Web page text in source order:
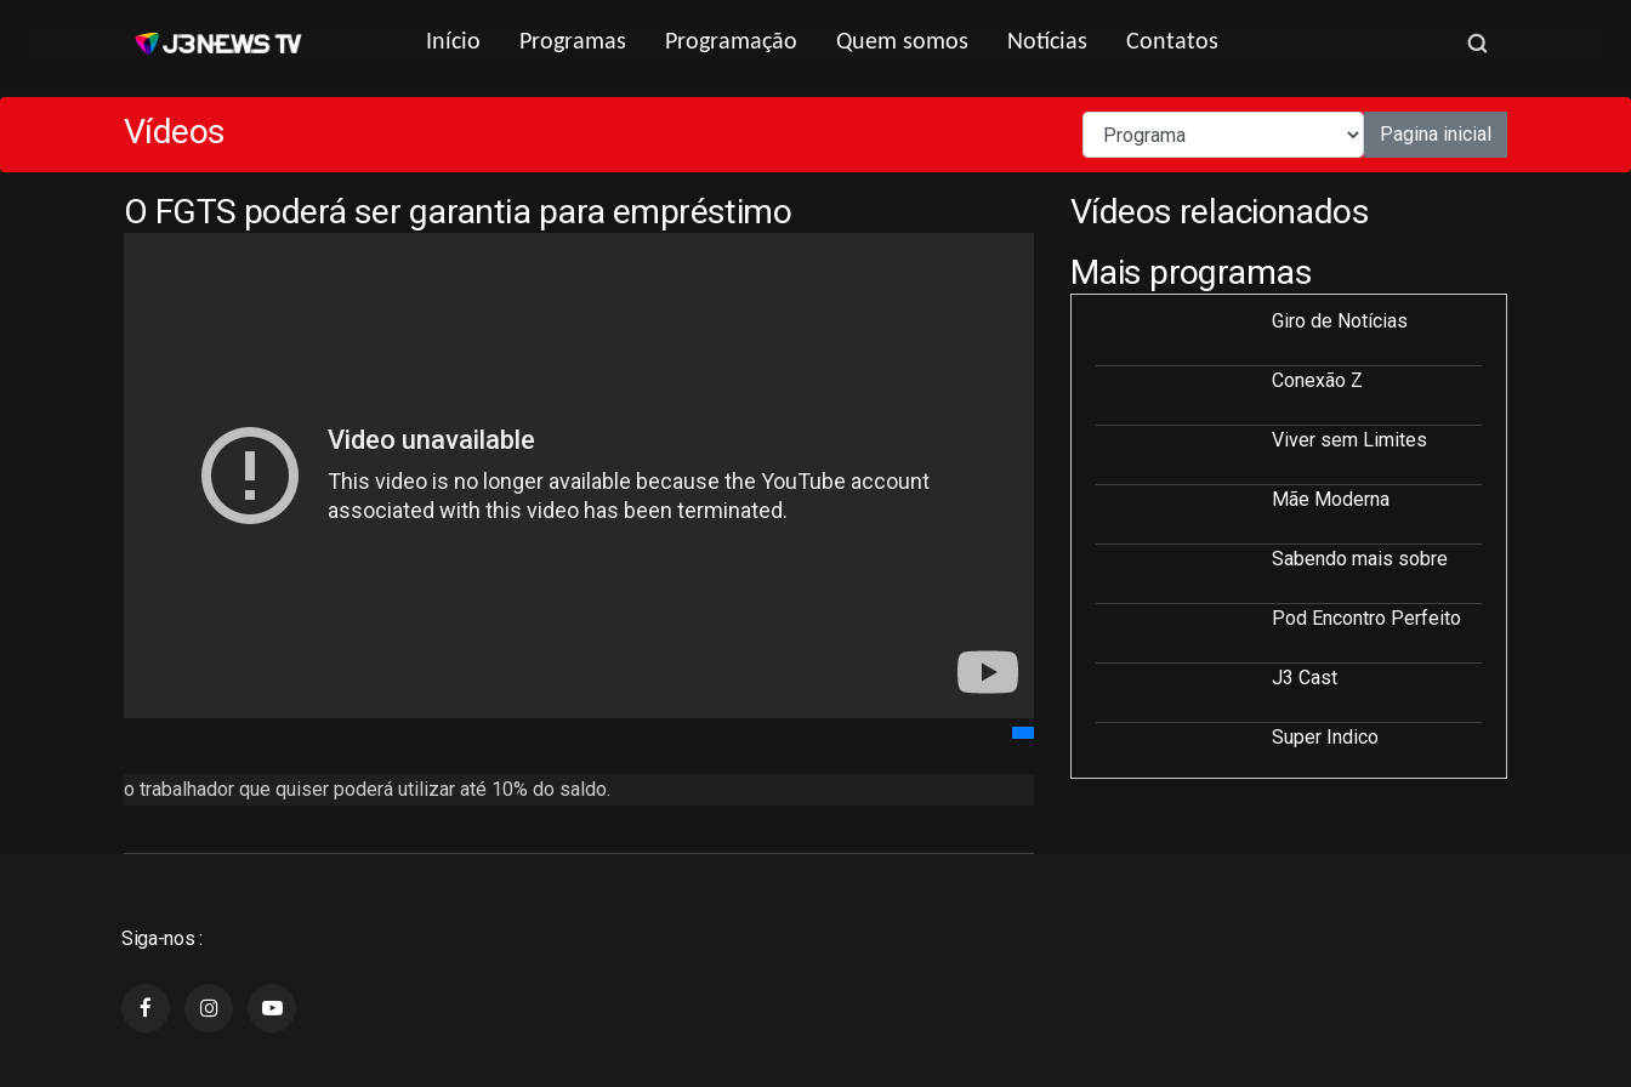
Início Programas Programação Quem somos Notícias Contatos
Vídeos Pagina inicial
O FGTS poderá ser garantia para empréstimo
o trabalhador que quiser poderá utilizar até 10% do saldo.
Vídeos relacionados
Mais programas
Giro de Notícias
Conexão Z
Viver sem Limites
Mãe Moderna
Sabendo mais sobre
Pod Encontro Perfeito
J3 Cast
Super Indico
Siga-nos :